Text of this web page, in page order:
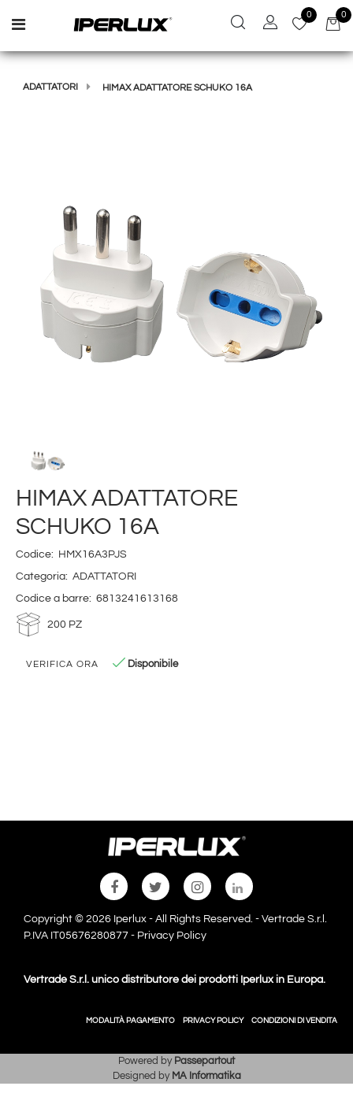
Open menu
0 0
ADATTATORI HIMAX ADATTATORE SCHUKO 16A
HIMAX ADATTATORE
SCHUKO 16A
Codice:
HMX16A3PJS
Categoria: ADATTATORI
Codice a barre: 6813241613168
200 PZ
VERIFICA ORA Disponibile
Copyright © 2026 Iperlux - All Rights Reserved. - Vertrade S.r.l.
P.IVA IT05676280877 - Privacy Policy
Vertrade S.r.l. unico distributore dei prodotti Iperlux in Europa.
MODALITÀ PAGAMENTO PRIVACY POLICY CONDIZIONI DI VENDITA
Powered by Passepartout
Designed by MA Informatika